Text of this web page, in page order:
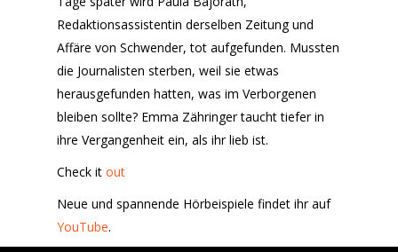
Redaktionsassistentin derselben Zeitung und
Affäre von Schwender, tot aufgefunden. Mussten
die Journalisten sterben, weil sie etwas
herausgefunden hatten, was im Verborgenen
bleiben sollte? Emma Zähringer taucht tiefer in
ihre Vergangenheit ein, als ihr lieb ist.
Check itout
Neue und spannende Hörbeispiele findet ihr auf
YouTube.